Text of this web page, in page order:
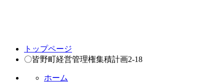
トップページ
〇皆野町経営管理権集積計画2-18
ホーム